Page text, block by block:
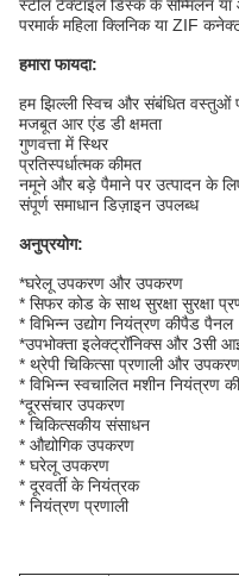
स्टील टैक्टाइल डिस्क के सम्मिलन या
परमार्क महिला क्लिनिक या ZIF
हमारा फायदा:
हम झिल्ली स्विच और संबंधित वस्तुओं
मजबूत आर एंड डी क्षमता
गुणवत्ता में स्थिर
प्रतिस्पर्धात्मक कीमत
नमूने और बड़े पैमाने पर उत्पादन के
संपूर्ण समाधान डिज़ाइन उपलब्ध
अनुप्रयोग:
*घरेलू उपकरण और उपकरण
* सिफर कोड के साथ सुरक्षा सुरक्षा
* विभिन्न उद्योग नियंत्रण कीपैड पैनल
*उपभोक्ता इलेक्ट्रॉनिक्स और 3सी
* थ्रेपी चिकित्सा प्रणाली और
* विभिन्न स्वचालित मशीन नियंत्रण
*दूरसंचार उपकरण
* चिकित्सकीय संसाधन
* औद्योगिक उपकरण
* घरेलू उपकरण
* दूरवर्ती के नियंत्रक
* नियंत्रण प्रणाली